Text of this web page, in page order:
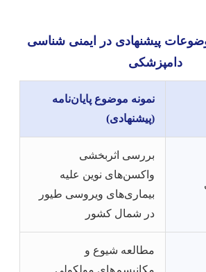
پیشنهادی در ایمنی شناسی
دامپزشکی
نمونه موضوع پایان‌نامه
(پیشنهادی)
بررسی اثربخشی
واکسن‌های نوین علیه
بیماری‌های ویروسی طیور
در شمال کشور
مطالعه شیوع و
مکانیسم‌های مولکولی